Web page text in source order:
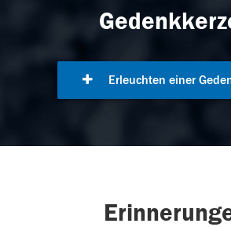
Erleuchten einer